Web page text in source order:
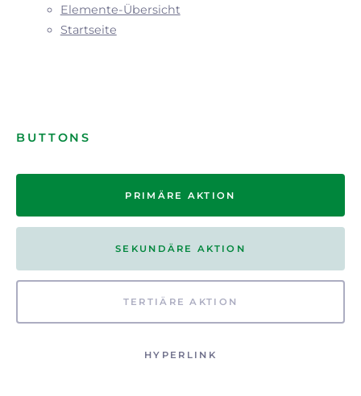
Elemente-Übersicht
Startseite
BUTTONS
PRIMÄRE AKTION
SEKUNDÄRE AKTION
TERTIÄRE AKTION
HYPERLINK